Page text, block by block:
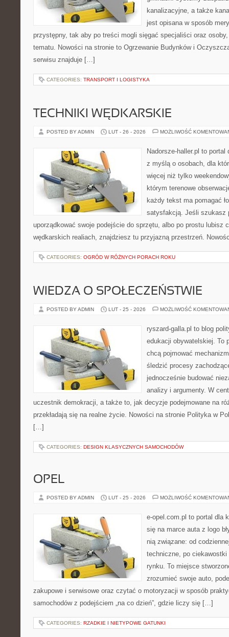
kanalizacyjne, a także
jest opisana w sposób
przystępny, tak aby po treści mogli sięgać specjaliści oraz
tematu. Nowości na stronie to Ogrzewanie Budynków i
serwisu znajduje […]
CATEGORIES: TRANSPORT I LOGISTYKA
TECHNIKI WĘDKARSKIE
POSTED BY ADMIN LUT - 26 - 2026 MOŻLIWOŚĆ
Nadorsze-haller.pl to portal
z myślą o osobach, dla
więcej niż tylko
którym terenowe
każdy tekst ma pomagać
satysfakcją. Jeśli szukasz
uporządkować swoje podejście do sprzętu, albo po prostu lubisz
wędkarskich realiach, znajdziesz tu przyjazną przestrzeń.
CATEGORIES: OGRÓD W RÓŻNYCH PORACH ROKU
WIEDZA O SPOŁECZEŃSTWIE
POSTED BY ADMIN LUT - 25 - 2026 MOŻLIWOŚĆ
ryszard-galla.pl to blog
edukacji obywatelskiej. To
chcą pojmować
śledzić procesy
jednocześnie budować
analizy i argumenty. W
uczestnik demokracji, a także to, jak decyzje podejmowane na
przekładają się na realne życie. Nowości na stronie Polityka w
[…]
CATEGORIES: DESIGN KLASYCZNYCH SAMOCHODÓW
OPEL
POSTED BY ADMIN LUT - 25 - 2026 MOŻLIWOŚĆ
e-opel.com.pl to portal dla
się na marce auta z logo
nią związane: od
techniczne, po
rynku. To miejsce
zrozumieć swoje auto,
zakupowe i serwisowe oraz czytać o motoryzacji w sposób
samochodów z podejściem „na co dzień”, gdzie liczy się […]
CATEGORIES: RZADKIE I NIETYPOWE GATUNKI